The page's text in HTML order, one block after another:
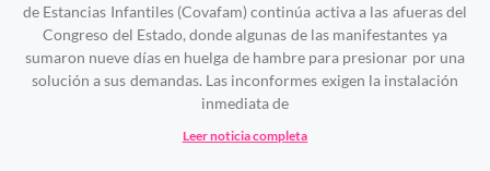
de Estancias Infantiles (Covafam) continúa activa a las afueras del
Congreso del Estado, donde algunas de las manifestantes ya
sumaron nueve días en huelga de hambre para presionar por una
solución a sus demandas. Las inconformes exigen la instalación
inmediata de
Leer noticia completa